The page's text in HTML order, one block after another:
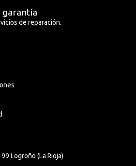
garantía
de reparación.
Logroño (La Rioja)